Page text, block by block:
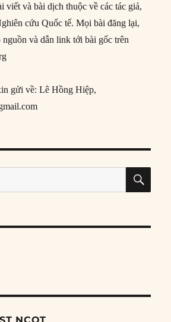
viết và bài dịch thuộc về các tác giả,
cứu Quốc tế. Mọi bài đăng lại,
và dẫn link tới bài gốc trên
gửi về: Lê Hồng Hiệp,
NCQT